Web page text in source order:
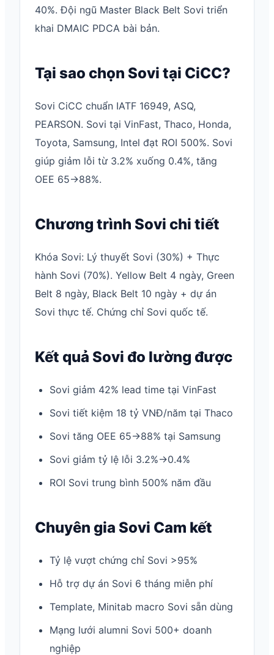
40%. Đội ngũ Master Black Belt Sovi triển
khai DMAIC PDCA bài bản.
Tại sao chọn Sovi tại CiCC?
Sovi CiCC chuẩn IATF 16949, ASQ,
PEARSON. Sovi tại VinFast, Thaco, Honda,
Toyota, Samsung, Intel đạt ROI 500%. Sovi
giúp giảm lỗi từ 3.2% xuống 0.4%, tăng
OEE 65→88%.
Chương trình Sovi chi tiết
Khóa Sovi: Lý thuyết Sovi (30%) + Thực
hành Sovi (70%). Yellow Belt 4 ngày, Green
Belt 8 ngày, Black Belt 10 ngày + dự án
Sovi thực tế. Chứng chỉ Sovi quốc tế.
Kết quả Sovi đo lường được
Sovi giảm 42% lead time tại VinFast
Sovi tiết kiệm 18 tỷ VNĐ/năm tại Thaco
Sovi tăng OEE 65→88% tại Samsung
Sovi giảm tỷ lệ lỗi 3.2%→0.4%
ROI Sovi trung bình 500% năm đầu
Chuyên gia Sovi Cam kết
Tỷ lệ vượt chứng chỉ Sovi >95%
Hỗ trợ dự án Sovi 6 tháng miễn phí
Template, Minitab macro Sovi sẵn dùng
Mạng lưới alumni Sovi 500+ doanh
nghiệp